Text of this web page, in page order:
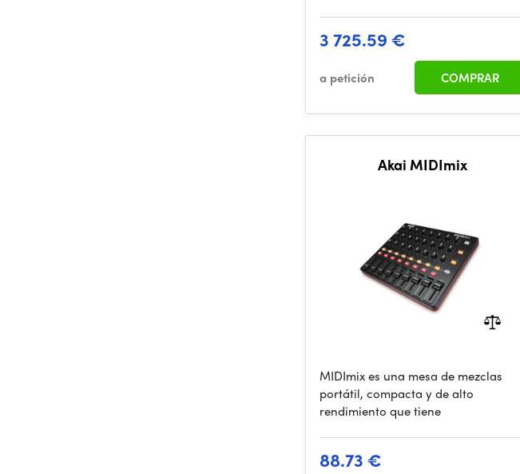
3 725.59 €
a petición COMPRAR
Akai MIDImix
MIDImix es una mesa de mezclas
portátil, compacta y de alto
rendimiento que tiene
88.73 €